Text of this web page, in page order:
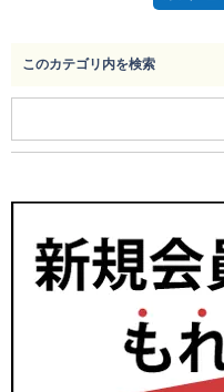
このカテゴリ内を検索